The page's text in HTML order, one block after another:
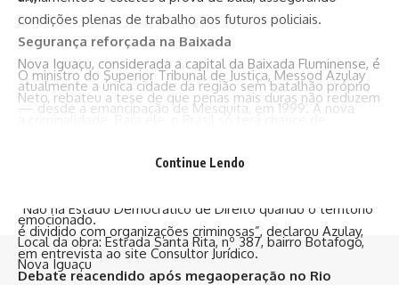
condições plenas de trabalho aos futuros policiais.
Segurança reforçada na Baixada
Nova Iguaçu, considerada a capital da Baixada Fluminense, é
atualmente a única cidade da região sem batalhão próprio
— desde a emancipação de Mesquita, em 1999. A nova
“Há mais de 50 anos a população espera por esse batalhão.
emocionado.
Local da obra: Estrada Santa Rita, nº 387, bairro Botafogo,
Nova Iguaçu
O ministro do Superior Tribunal de Justiça, Messod Azulay
Neto, rebateu a tese de que penas mais duras não reduzem
penal com políticas de prevenção, investigação eficiente e
“Não há Estado Democrático de Direito quando o território
é dividido com organizações criminosas”, declarou Azulay,
em entrevista ao site Consultor Jurídico.
Debate reacendido após megaoperação no Rio
Continue Lendo